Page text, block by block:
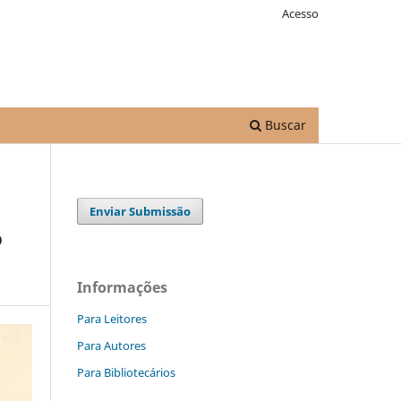
Buscar
Acesso
Enviar Submissão
Informações
Para Leitores
Para Autores
Para Bibliotecários